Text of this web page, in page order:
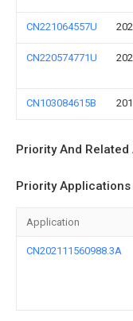
CN221064557U
CN220574771U
CN103084615B
Priority And
Priority Applications
Application
CN202111560988.3A